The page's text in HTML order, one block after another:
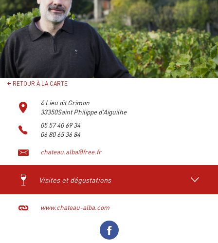
RETOUR À LA CARTE
4 Lieu dit Grimon
33350Saint Philippe d'Aiguilhe
05 57 40 69 34
06 80 65 36 84
chateau.alba@free.fr
Visites et dégustations
www.chateau-alba.com